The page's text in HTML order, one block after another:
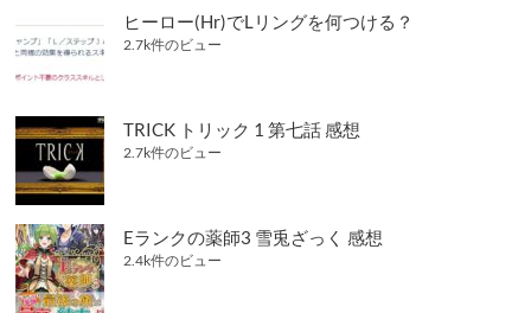
ヒーロー(Hr)でLリングを何つける？
2.7k件のビュー
TRICK トリック 1 第七話 感想
2.7k件のビュー
Eランクの薬師3 雪兎ざっく 感想
2.4k件のビュー